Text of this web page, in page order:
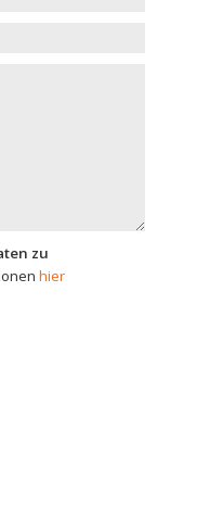
zu
hier